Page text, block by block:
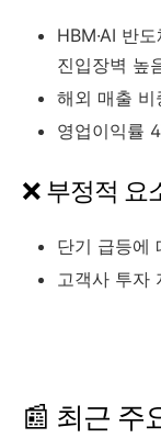
HBM·AI 반
진입장벽 높
해외 매출 비
영업이익률
❌ 부정적 요
단기 급등에
고객사 투자
📰 최근 주